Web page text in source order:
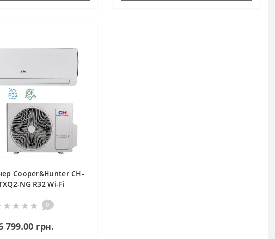
Cooper&Hunter CH-
NG R32 Wi-Fi
0
799.00 грн.